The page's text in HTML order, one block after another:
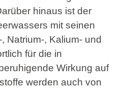
hinaus ist der
mit seinen
Natrium-, Kalium- und
für die in
Wirkung auf
werden auch von